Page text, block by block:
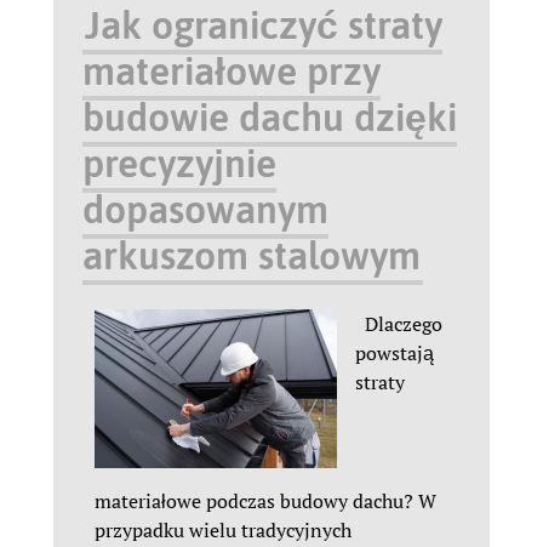
Jak ograniczyć straty
materiałowe przy
budowie dachu dzięki
precyzyjnie
dopasowanym
arkuszom stalowym
Dlaczego
powstają
straty
materiałowe podczas budowy dachu? W
przypadku wielu tradycyjnych